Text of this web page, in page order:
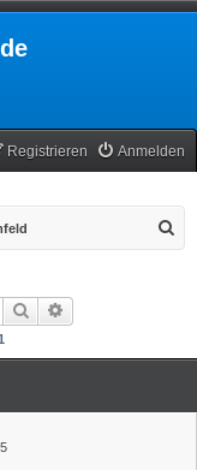
Anmelden
Registrieren
Suche